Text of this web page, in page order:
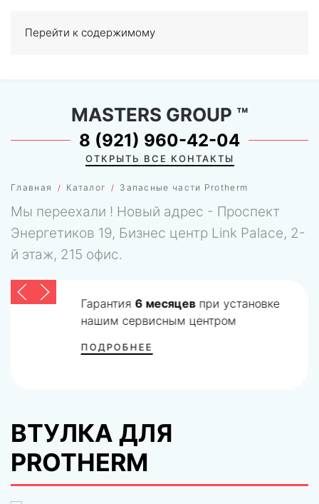
Перейти к содержимому
0
Главная Каталог Запасные части Protherm
MASTERS GROUP ™
8 (921) 960-42-04
ОТКРЫТЬ ВСЕ КОНТАКТЫ
Мы переехали ! Новый адрес - Проспект
Энергетиков 19, Бизнес центр Link Palace, 2-
й этаж, 215 офис.
Гарантия 6 месяцевпри установке
нашим сервисным центром
ПОДРОБНЕЕ
ВТУЛКА ДЛЯ
PROTHERM